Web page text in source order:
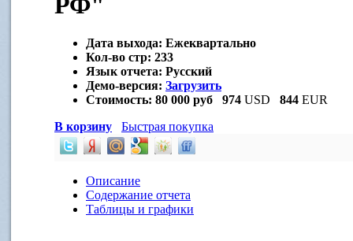
Дата выхода: Ежеквартально
Кол-во стр: 233
Язык отчета: Русский
Демо-версия: Загрузить
Стоимость: 80 000 руб 974 USD 844 EUR
В корзину
Быстрая покупка
Описание
Содержание отчета
Таблицы и графики